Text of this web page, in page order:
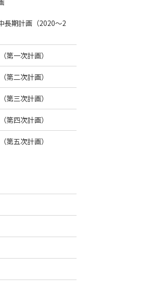
長期計画（2020～2
第一次計画）
第二次計画）
第三次計画）
第四次計画）
第五次計画）